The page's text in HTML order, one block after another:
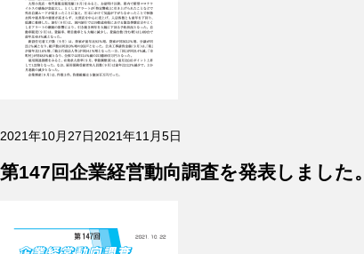
投
日:
2021年10月27日2021年11月5日
第147回企業経営動向調査を発表しました。